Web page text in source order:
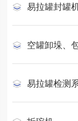
易拉罐封罐
空罐卸垛、
易拉罐检测